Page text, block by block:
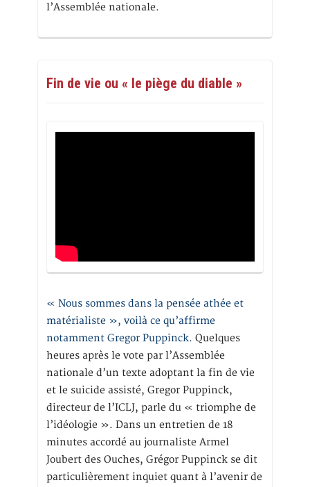
l’Assemblée nationale.
Fin de vie ou « le piège du diable »
« Nous sommes dans la pensée athée et
matérialiste », voilà ce qu’affirme
notamment Gregor Puppinck. Quelques
heures après le vote par l’Assemblée
nationale d’un texte adoptant la fin de vie
et le suicide assisté, Gregor Puppinck,
directeur de l’ICLJ, parle du « triomphe de
l’idéologie ». Dans un entretien de 18
minutes accordé au journaliste Armel
Joubert des Ouches, Grégor Puppinck se dit
particulièrement inquiet quant à l’avenir de